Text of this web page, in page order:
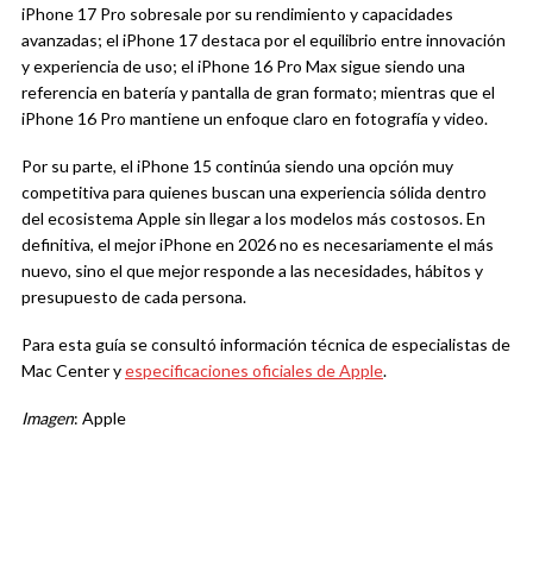
iPhone 17 Pro sobresale por su rendimiento y capacidades
avanzadas; el iPhone 17 destaca por el equilibrio entre innovación
y experiencia de uso; el iPhone 16 Pro Max sigue siendo una
referencia en batería y pantalla de gran formato; mientras que el
iPhone 16 Pro mantiene un enfoque claro en fotografía y video.
Por su parte, el iPhone 15 continúa siendo una opción muy
competitiva para quienes buscan una experiencia sólida dentro
del ecosistema Apple sin llegar a los modelos más costosos. En
definitiva, el mejor iPhone en 2026 no es necesariamente el más
nuevo, sino el que mejor responde a las necesidades, hábitos y
presupuesto de cada persona.
Para esta guía se consultó información técnica de especialistas de
Mac Center yespecificaciones oficiales de Apple.
Imagen: Apple